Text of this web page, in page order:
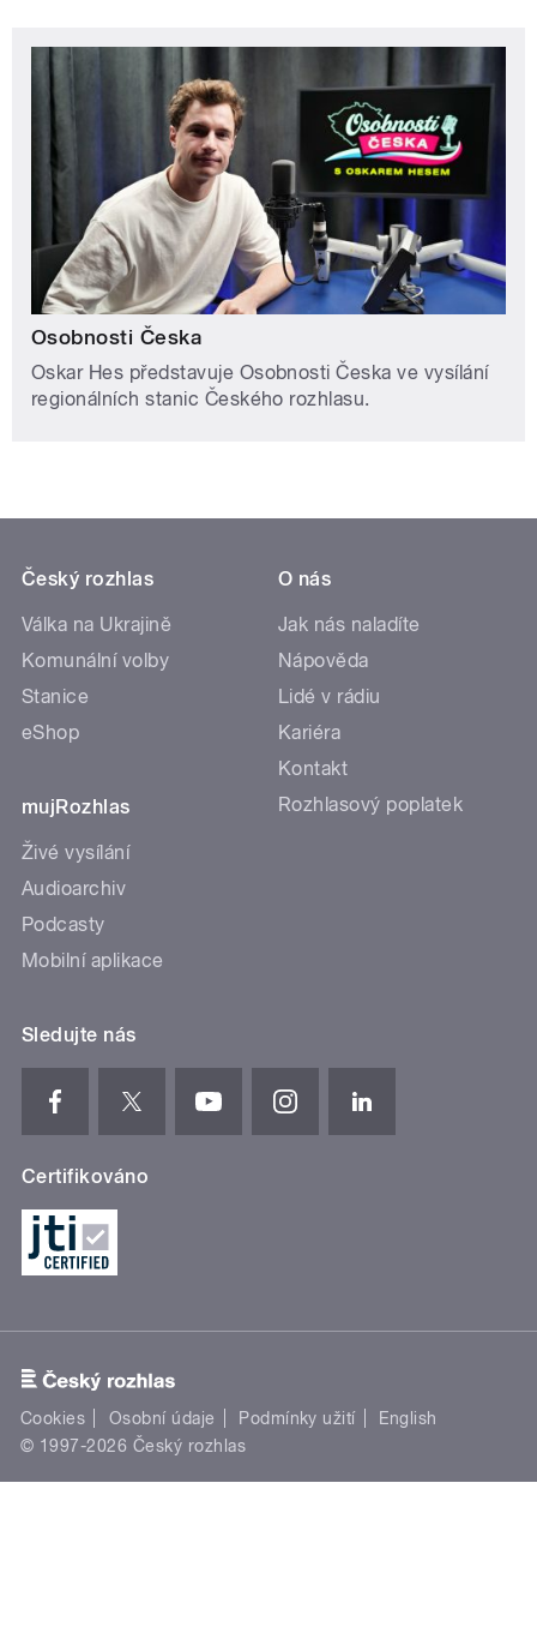
Osobnosti Česka
Oskar Hes představuje Osobnosti Česka ve vysílání
regionálních stanic Českého rozhlasu.
Český rozhlas
Válka na Ukrajině
Komunální volby
Stanice
eShop
mujRozhlas
Živé vysílání
Audioarchiv
Podcasty
Mobilní aplikace
O nás
Jak nás naladíte
Nápověda
Lidé v rádiu
Kariéra
Kontakt
Rozhlasový poplatek
Sledujte nás
Certifikováno
Cookies Osobní údaje Podmínky užití
English
© 1997-2026 Český rozhlas